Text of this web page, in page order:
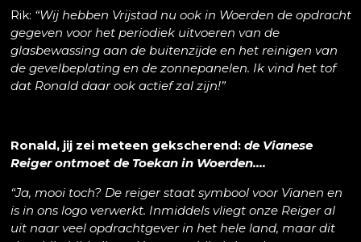
Rik: “Wij hebben Vrijstad nu ook in Woerden de opdracht
gegeven voor het periodiek uitvoeren van de
glasbewassing aan de buitenzijde en het reinigen van
de gevelbeplating en de zonnepanelen. Ik vind het tof
dat Ronald daar ook actief zal zijn!”
Ronald, jij zei meteen gekscherend: de Vianese
Reiger ontmoet de Toekan in Woerden….
“Ja, mooi toch? De reiger staat symbool voor Vianen en
is in ons logo verwerkt. Inmiddels vliegt onze Reiger al
uit naar veel opdrachtgever in het hele land, maar dit